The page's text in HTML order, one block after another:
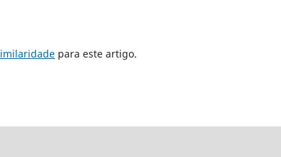
para este artigo.